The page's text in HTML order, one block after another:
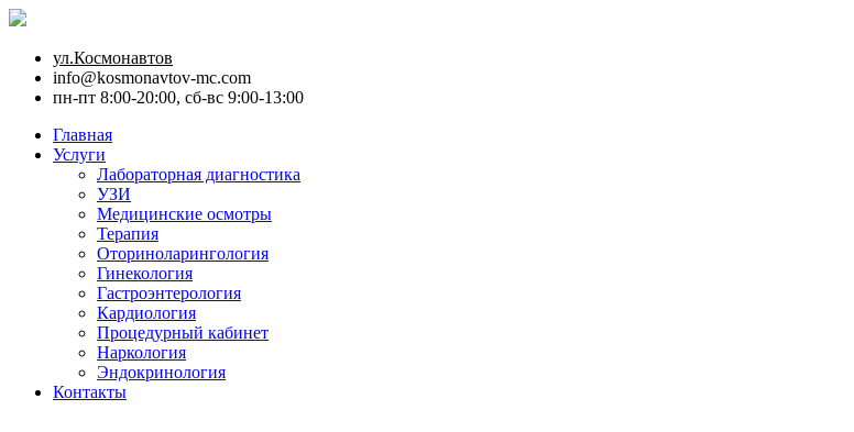
ул.Космонавтов
info@kosmonavtov-mc.com
пн-пт 8:00-20:00, сб-вс 9:00-13:00
Главная
Услуги
Лабораторная диагностика
УЗИ
Медицинские осмотры
Терапия
Оториноларингология
Гинекология
Гастроэнтерология
Кардиология
Процедурный кабинет
Наркология
Эндокринология
Контакты